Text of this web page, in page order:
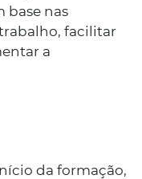
base nas
facilitar
a
da formação,